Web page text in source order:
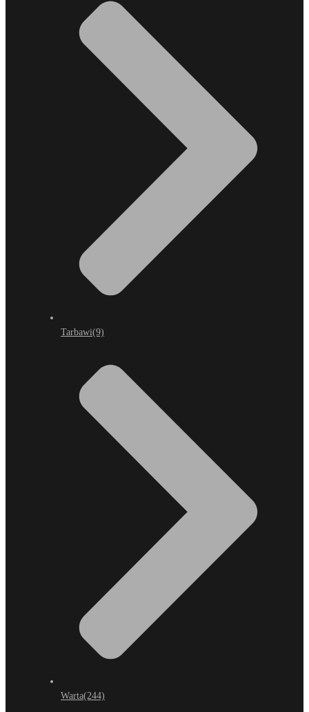
Tarbawi(9)
Warta(244)